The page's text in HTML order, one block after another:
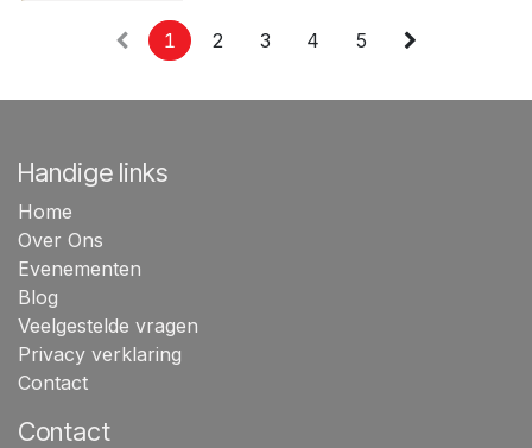
1 2 3 4 5
Handige links
Home
Over Ons
Evenementen
Blog
Veelgestelde vragen
Privacy verklaring
Contact
Contact